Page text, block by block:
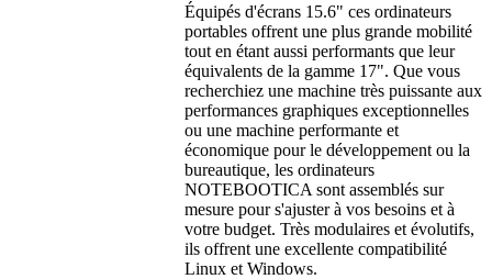
Équipés d'écrans 15.6" ces ordinateurs
portables offrent une plus grande mobilité
tout en étant aussi performants que leur
équivalents de la gamme 17". Que vous
recherchiez une machine très puissante aux
performances graphiques exceptionnelles
ou une machine performante et
économique pour le développement ou la
bureautique, les ordinateurs
NOTEBOOTICA sont assemblés sur
mesure pour s'ajuster à vos besoins et à
votre budget. Très modulaires et évolutifs,
ils offrent une excellente compatibilité
Linux et Windows.